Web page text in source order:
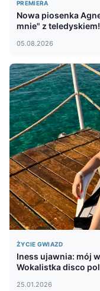
PREMIERA
Nowa piosenka
mnie" z teledyskiem!
05.08.2026
ŻYCIE GWIAZD
Iness ujawnia: mój
Wokalistka disco
25.01.2026